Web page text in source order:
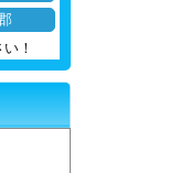
！